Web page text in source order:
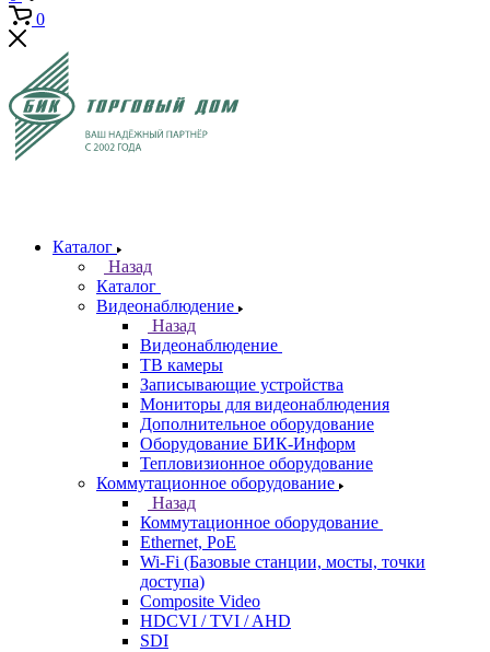
0
Каталог
Назад
Каталог
Видеонаблюдение
Назад
Видеонаблюдение
ТВ камеры
Записывающие устройства
Мониторы для видеонаблюдения
Дополнительное оборудование
Оборудование БИК-Информ
Тепловизионное оборудование
Коммутационное оборудование
Назад
Коммутационное оборудование
Ethernet, PoE
Wi-Fi (Базовые станции, мосты, точки
доступа)
Composite Video
HDCVI / TVI / AHD
SDI